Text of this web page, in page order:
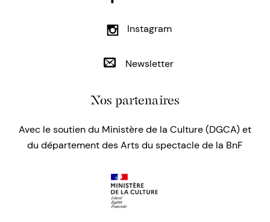
Instagram
Newsletter
Nos partenaires
Avec le soutien du Ministère de la Culture (DGCA) et
du département des Arts du spectacle de la BnF